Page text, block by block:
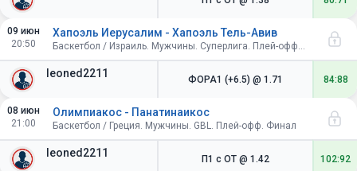
09 июн
20:50
leoned2211
Хапоэль Иерусалим - Хапоэль Тель-Авив
Баскетбол / Израиль. Мужчины. Суперлига. Плей-офф. 1/2 финала
ФОРА1 (+6.5) @ 1.71 84:88
08 июн
21:00
leoned2211
Олимпиакос - Панатинаикос
Баскетбол / Греция. Мужчины. GBL. Плей-офф. Финал
П1 с ОТ @ 1.42 102:92